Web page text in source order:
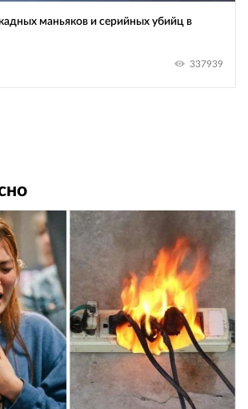
маньяков и серийных убийц в
337939